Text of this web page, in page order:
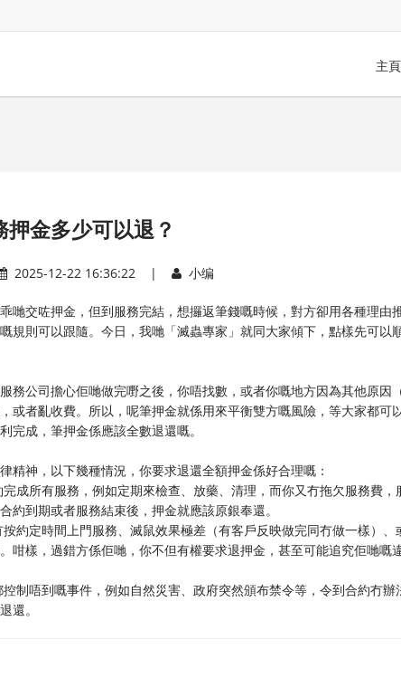
主頁
押金多少可以退？
2025-12-22 16:36:22 | 小编
哋交咗押金，但到服務完結，想攞返筆錢嘅時候，對方卻用各種理由
規則可以跟隨。今日，我哋「滅蟲專家」就同大家傾下，點樣先可以
務公司擔心佢哋做完嘢之後，你唔找數，或者你嘅地方因為其他原因
或者亂收費。所以，呢筆押金就係用來平衡雙方嘅風險，等大家都可
完成，筆押金係應該全數退還嘅。
神，以下幾種情況，你要求退還全額押金係好合理嘅：
成所有服務，例如定期來檢查、放藥、清理，而你又冇拖欠服務費，
到期或者服務結束後，押金就應該原銀奉還。
約定時間上門服務、滅鼠效果極差（有客戶反映做完同冇做一樣）、
咁樣，過錯方係佢哋，你不但有權要求退押金，甚至可能追究佢哋嘅
制唔到嘅事件，例如自然災害、政府突然頒布禁令等，令到合約冇辦
還。